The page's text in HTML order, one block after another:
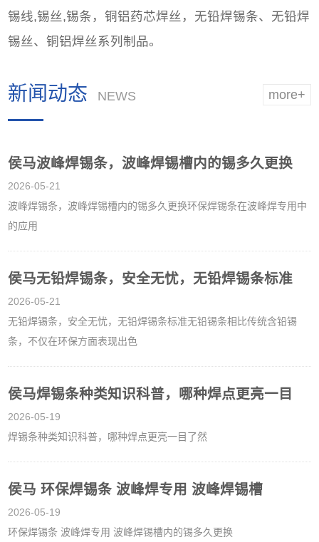
锡线,锡丝,锡条，铜铝药芯焊丝，无铅焊锡条、无铅焊
锡丝、铜铝焊丝系列制品。
more+
新闻动态 NEWS
侯马波峰焊锡条，波峰焊锡槽内的锡多久更换
2026-05-21
波峰焊锡条，波峰焊锡槽内的锡多久更换环保焊锡条在波峰焊专用中
的应用
侯马无铅焊锡条，安全无忧，无铅焊锡条标准
2026-05-21
无铅焊锡条，安全无忧，无铅焊锡条标准无铅锡条相比传统含铅锡
条，不仅在环保方面表现出色
侯马焊锡条种类知识科普，哪种焊点更亮一目
2026-05-19
焊锡条种类知识科普，哪种焊点更亮一目了然
侯马 环保焊锡条 波峰焊专用 波峰焊锡槽
2026-05-19
环保焊锡条 波峰焊专用 波峰焊锡槽内的锡多久更换